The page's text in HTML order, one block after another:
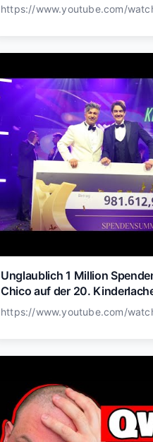
https://www.youtube.com/
Unglaublich 1 Million
Chico auf der 20.
https://www.youtube.com/